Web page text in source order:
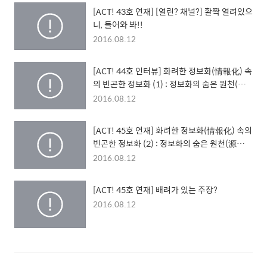
[ACT! 43호 연재] [열린? 채널?] 활짝 열려있으
니, 들어와 봐!!
2016.08.12
[ACT! 44호 인터뷰] 화려한 정보화(情報化) 속
의 빈곤한 정보화 (1) : 정보화의 숨은 원천(源
泉), 책 이야기
2016.08.12
[ACT! 45호 연재] 화려한 정보화(情報化) 속의
빈곤한 정보화 (2) : 정보화의 숨은 원천(源泉),
책 이야기
2016.08.12
[ACT! 45호 연재] 배려가 있는 주장?
2016.08.12